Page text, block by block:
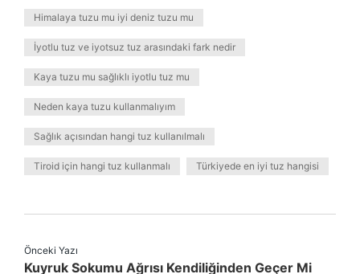
Himalaya tuzu mu iyi deniz tuzu mu
İyotlu tuz ve iyotsuz tuz arasındaki fark nedir
Kaya tuzu mu sağlıklı iyotlu tuz mu
Neden kaya tuzu kullanmalıyım
Sağlık açısından hangi tuz kullanılmalı
Tiroid için hangi tuz kullanmalı Türkiyede en iyi tuz hangisi
Önceki Yazı
Kuyruk Sokumu Ağrısı Kendiliğinden Geçer Mi